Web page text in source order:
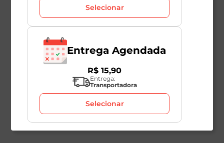
Selecionar
Entrega Agendada
R$ 15,90
Entrega:
Transportadora
Selecionar